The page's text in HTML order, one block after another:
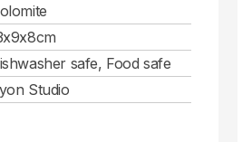
safe, Food safe
Studio